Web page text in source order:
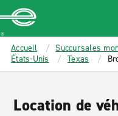
MAIN
CONTENT
Enterprise
Accueil
Succursales
États-Unis
Texas
Location de